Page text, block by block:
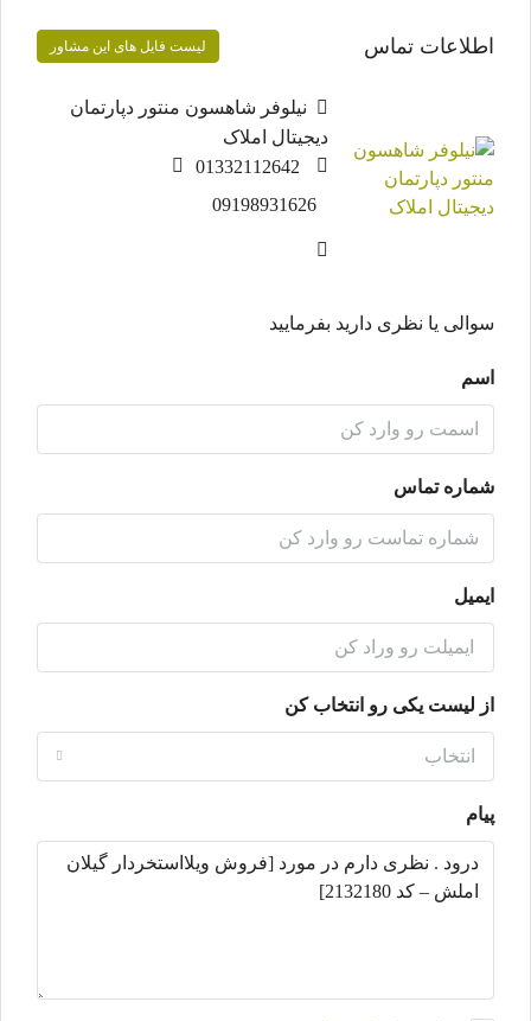
اطلاعات تماس لیست فایل های این مشاور
نیلوفر شاهسون منتور دپارتمان
دیجیتال املاک
01332112642
09198931626
سوالی یا نظری دارید بفرمایید
اسم
شماره تماس
ایمیل
از لیست یکی رو انتخاب کن
انتخاب
پیام